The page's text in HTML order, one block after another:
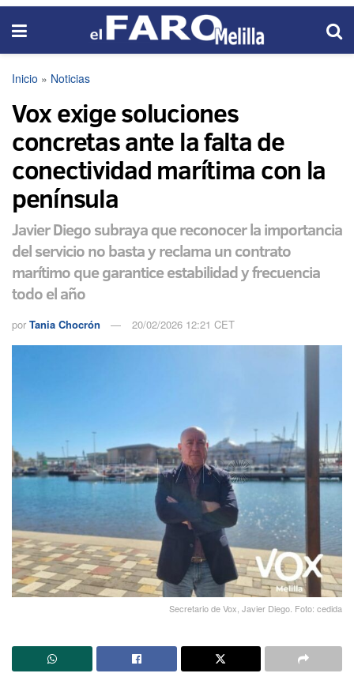
Inicio » Noticias
Vox exige soluciones
concretas ante la falta de
conectividad marítima con la
península
Javier Diego subraya que reconocer la importancia
del servicio no basta y reclama un contrato
marítimo que garantice estabilidad y frecuencia
todo el año
por Tania Chocrón 20/02/2026 12:21 CET
Secretario de Vox, Javier Diego. Foto: cedida